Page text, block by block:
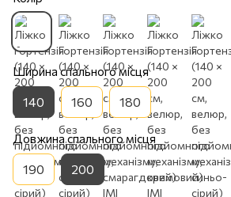
Ширина спального місця
140 160 180
Довжина спального місця
190 200